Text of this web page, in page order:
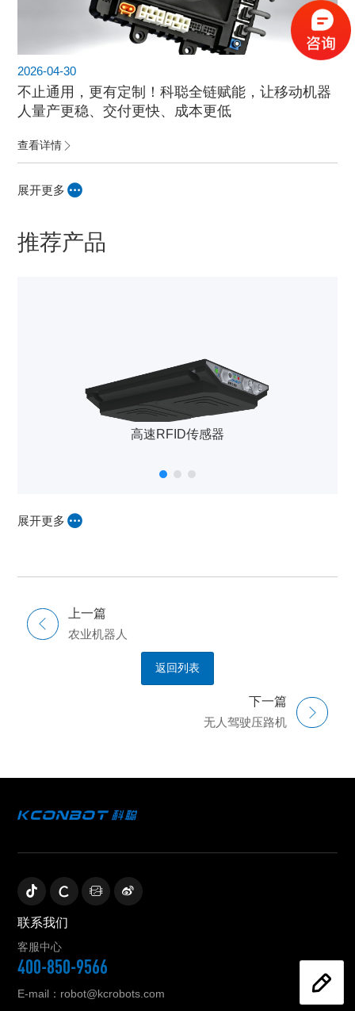
2026-04-30
不止通用，更有定制！科聪全链赋能，让移动机器
人量产更稳、交付更快、成本更低
查看详情
展开更多
推荐产品
高速RFID传感器
展开更多
上一篇
农业机器人
返回列表
下一篇
无人驾驶压路机
联系我们
客服中心
400-850-9566
E-mail：robot@kcrobots.com